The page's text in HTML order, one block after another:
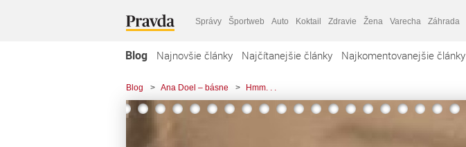
Správy Športweb Auto Koktail Zdravie Žena Varecha Záhrada
Blog Najnovšie články Najčítanejšie články Najkomentovanejšie články
Blog > Ana Doel – básne > Hmm. . .